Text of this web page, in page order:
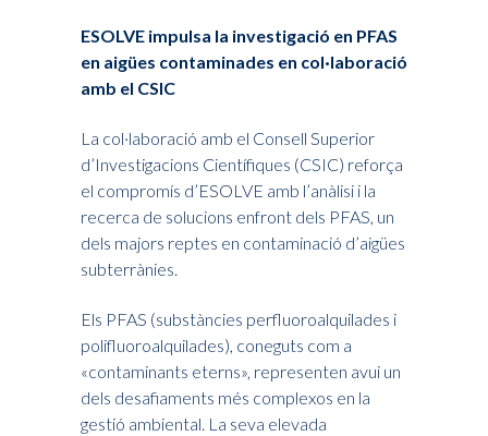
ESOLVE impulsa la investigació en PFAS
en aigües contaminades en col·laboració
amb el CSIC
La col·laboració amb el Consell Superior
d’Investigacions Científiques (CSIC) reforça
el compromís d’ESOLVE amb l’anàlisi i la
recerca de solucions enfront dels PFAS, un
dels majors reptes en contaminació d’aigües
subterrànies.
Els PFAS (substàncies perfluoroalquilades i
polifluoroalquilades), coneguts com a
«contaminants eterns», representen avui un
dels desafiaments més complexos en la
gestió ambiental. La seva elevada